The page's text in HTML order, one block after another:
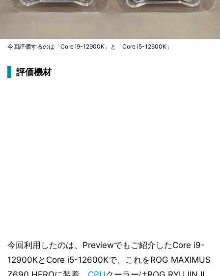
今回評価するのは「Core i9-12900K」と「Core i5-12600K」
評価機材
今回利用したのは、Previewでもご紹介したCore i9-
12900KとCore i5-12600Kで、これをROG MAXIMUS